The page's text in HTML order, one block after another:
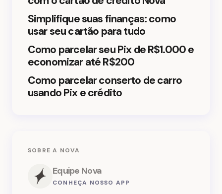
Salvar meu nome e e-mail neste navegador para
a próxima vez que eu comentar.
Enviar comentário
Simplifique suas finanças: como
usar seu cartão para tudo
Como parcelar seu Pix de R$1.000 e
economizar até R$200
Como parcelar conserto de carro
usando Pix e crédito
SOBRE A NOVA
Equipe Nova
CONHEÇA NOSSO APP